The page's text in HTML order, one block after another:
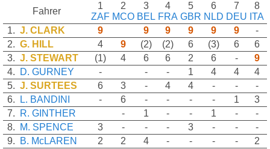
Fahrer
1
ZAF
2
MCO
3
BEL
4
FRA
5
GBR
6
NLD
7
DEU
8
ITA
1. J. CLARK 9 9 9 9 9 9
-
2. G. HILL 4 9 (2) (2) 6 (3) 6
6
3. J. STEWART (1) 4 6 6 2 6 -
9
4.
D. GURNEY - - - 1 4 4
4
5. J. SURTEES 6 3 - 4 4 - -
-
6.
L. BANDINI - 6 - - - - 1
3
7.
R. GINTHER - 1 - - 1 -
-
8.
M. SPENCE 3 - - - 3 - -
-
9.
B. McLAREN 2 2 4 - - - -
2